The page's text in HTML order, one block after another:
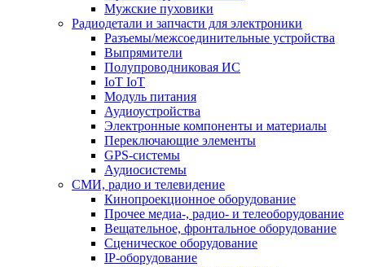
Мужские пуховики
Радиодетали и запчасти для электроники
Разъемы/межсоединительные устройства
Выпрямители
Полупроводниковая ИС
IoT IoT
Модуль питания
Аудиоустройства
Электронные компоненты и материалы
Переключающие элементы
GPS-системы
Аудиосистемы
СМИ, радио и телевидение
Кинопроекционное оборудование
Прочее медиа-, радио- и телеоборудование
Вещательное, фронтальное оборудование
Сценическое оборудование
IP-оборудование